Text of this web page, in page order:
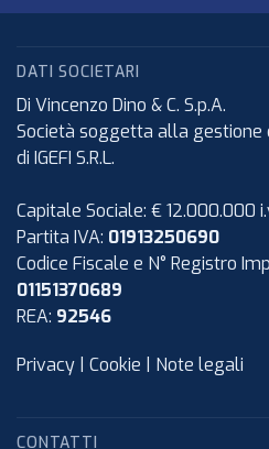
DATI SOCIETARI
Di Vincenzo Dino & C. S.p.A.
Società soggetta alla gestione
di IGEFI S.R.L.
Capitale Sociale: € 12.000.000
Partita IVA: 01913250690
Codice Fiscale e N° Registro
01151370689
REA: 92546
Privacy | Cookie | Note legali
CONTATTI